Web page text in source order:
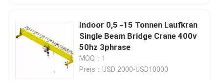
Indoor 0,5 -15 Tonnen Laufkran
Single Beam Bridge Crane 400v
50hz 3phrase
MOQ：1
Preis：USD 2000-USD10000